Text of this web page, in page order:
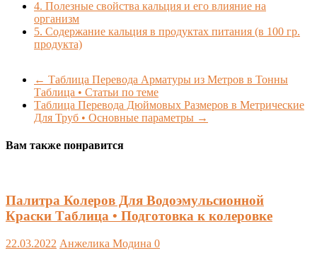
4. Полезные свойства кальция и его влияние на
организм
5. Содержание кальция в продуктах питания (в 100 гр.
продукта)
← Таблица Перевода Арматуры из Метров в Тонны
Таблица • Статьи по теме
Таблица Перевода Дюймовых Размеров в Метрические
Для Труб • Основные параметры →
Вам также понравится
Палитра Колеров Для Водоэмульсионной
Краски Таблица • Подготовка к колеровке
22.03.2022 Анжелика Модина 0